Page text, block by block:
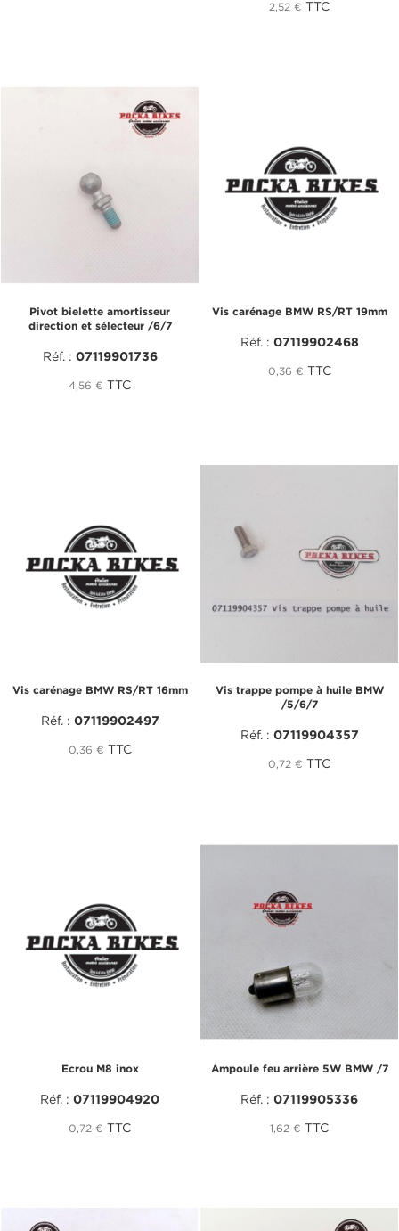
2,52 € TTC
Pivot bielette amortisseur
direction et sélecteur /6/7
Réf. : 07119901736
4,56 € TTC
Vis carénage BMW RS/RT 19mm
Réf. : 07119902468
0,36 € TTC
Vis carénage BMW RS/RT 16mm
Réf. : 07119902497
0,36 € TTC
Vis trappe pompe à huile BMW
/5/6/7
Réf. : 07119904357
0,72 € TTC
Ecrou M8 inox
Réf. : 07119904920
0,72 € TTC
Ampoule feu arrière 5W BMW /7
Réf. : 07119905336
1,62 € TTC